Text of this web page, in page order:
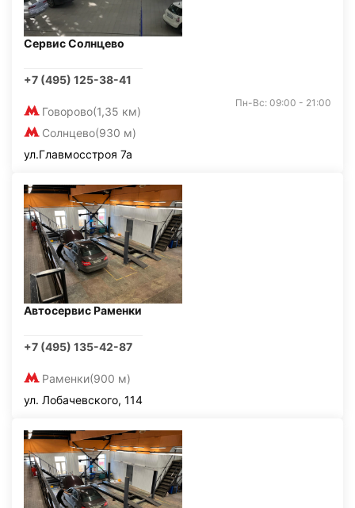
Сервис Солнцево
+7 (495) 125-38-41
Говорово(1,35 км)
Солнцево(930 м)
Пн-Вс: 09:00 - 21:00
ул.Главмосстроя 7а
Автосервис Раменки
+7 (495) 135-42-87
Раменки(900 м)
ул. Лобачевского, 114